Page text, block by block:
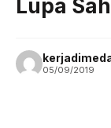
Lupa
05/09/2019